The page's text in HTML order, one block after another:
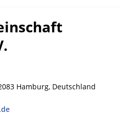
Hamburg, Deutschland